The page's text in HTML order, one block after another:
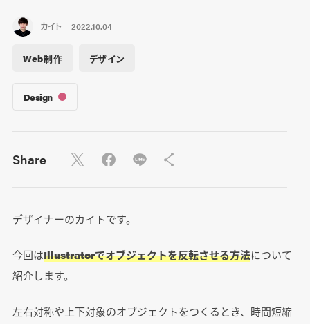
カイト 2022.10.04
Web制作 デザイン
Design
Share
デザイナーのカイトです。
今回はIllustratorでオブジェクトを反転させる方法について
紹介します。
左右対称や上下対象のオブジェクトをつくるとき、時間短縮